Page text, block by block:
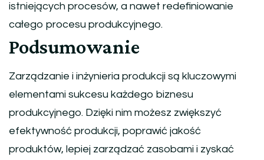
istniejących procesów, a nawet redefiniowanie
całego procesu produkcyjnego.
Podsumowanie
Zarządzanie i inżynieria produkcji są kluczowymi
elementami sukcesu każdego biznesu
produkcyjnego. Dzięki nim możesz zwiększyć
efektywność produkcji, poprawić jakość
produktów, lepiej zarządzać zasobami i zyskać